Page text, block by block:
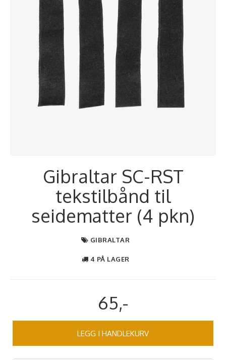
Gibraltar SC-RST
tekstilbånd til
seidematter (4 pkn)
GIBRALTAR
4 PÅ LAGER
65,-
LEGG I HANDLEKURV